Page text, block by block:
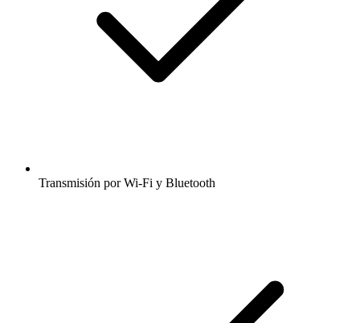
Transmisión por Wi-Fi y Bluetooth